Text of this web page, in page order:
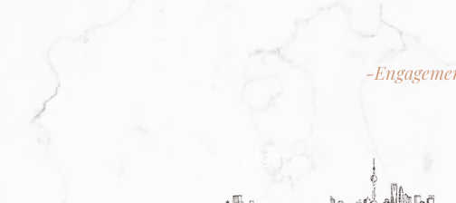
© Copyright
-